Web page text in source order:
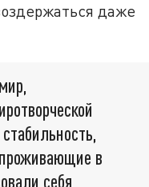
даже
в
себя